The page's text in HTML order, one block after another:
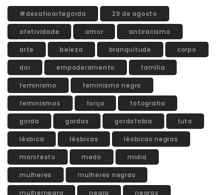
#desafioartegorda 29 de agosto
afetividade amor antiracismo
arte beleza branquitude corpo
dor empoderamento familia
feminismo feminismo negro
feminismos força fotografia
gorda gordas gordofobia luta
lésbica lésbicas lésbicas negras
manifesto medo midia
mulheres mulheres negras
mulhernegra negra negras